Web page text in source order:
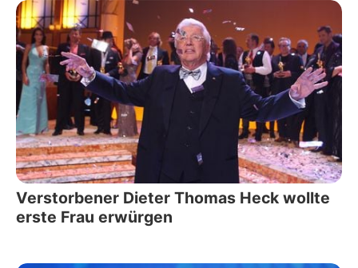
Verstorbener Dieter Thomas Heck wollte
erste Frau erwürgen